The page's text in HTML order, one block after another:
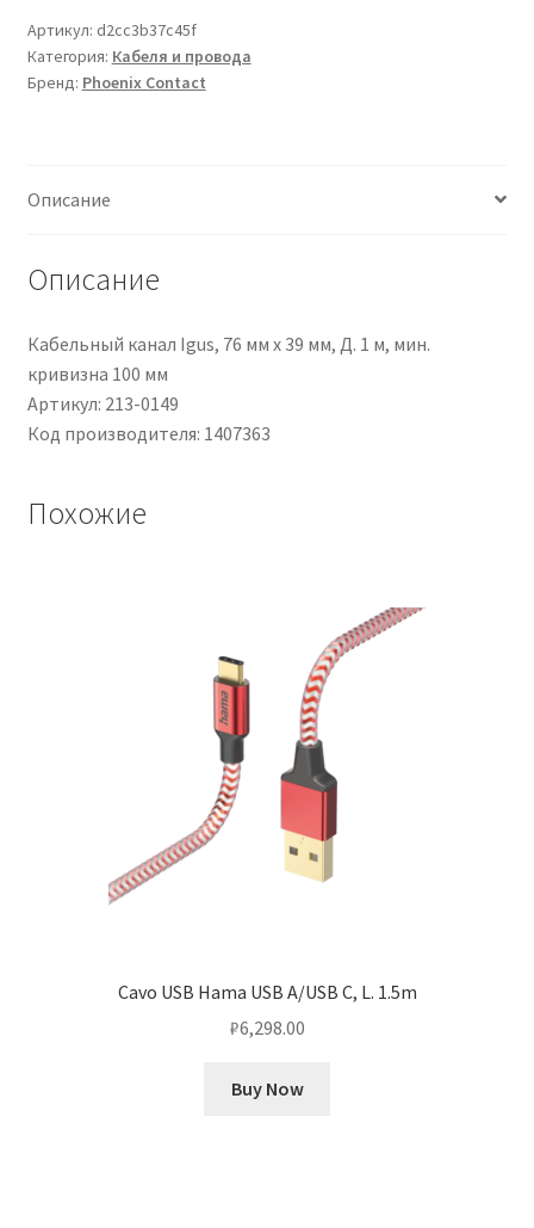
Cat5
(schermato)
Phoenix
Poliuretano
Blu,
L.
Артикул: d2cc3b37c45f
Категория: Кабеля и провода
Бренд: Phoenix Contact
Описание
Описание
Кабельный канал Igus, 76 мм x 39 мм, Д. 1 м, мин.
кривизна 100 мм
Артикул: 213-0149
Код производителя: 1407363
Похожие
Cavo USB Hama USB A/USB C, L. 1.5m
₽6,298.00
Buy Now